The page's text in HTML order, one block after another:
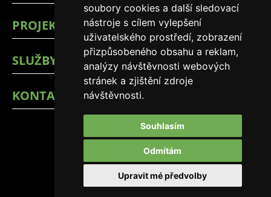
soubory cookies a další sledovací
nástroje s cílem vylepšení
uživatelského prostředí, zobrazení
přizpůsobeného obsahu a reklam,
analýzy návštěvnosti webových
stránek a zjištění zdroje
návštěvnosti.
Souhlasím
Odmítám
Upravit mé předvolby
PROJEKTY
SLUŽBY
KONTAKTY